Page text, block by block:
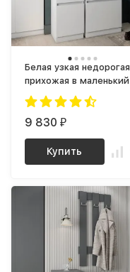
Белая узкая недорогая
прихожая в маленький
коридор - вешалка,
обувница и тумба,
композиция 1 мори
9 830₽
Купить